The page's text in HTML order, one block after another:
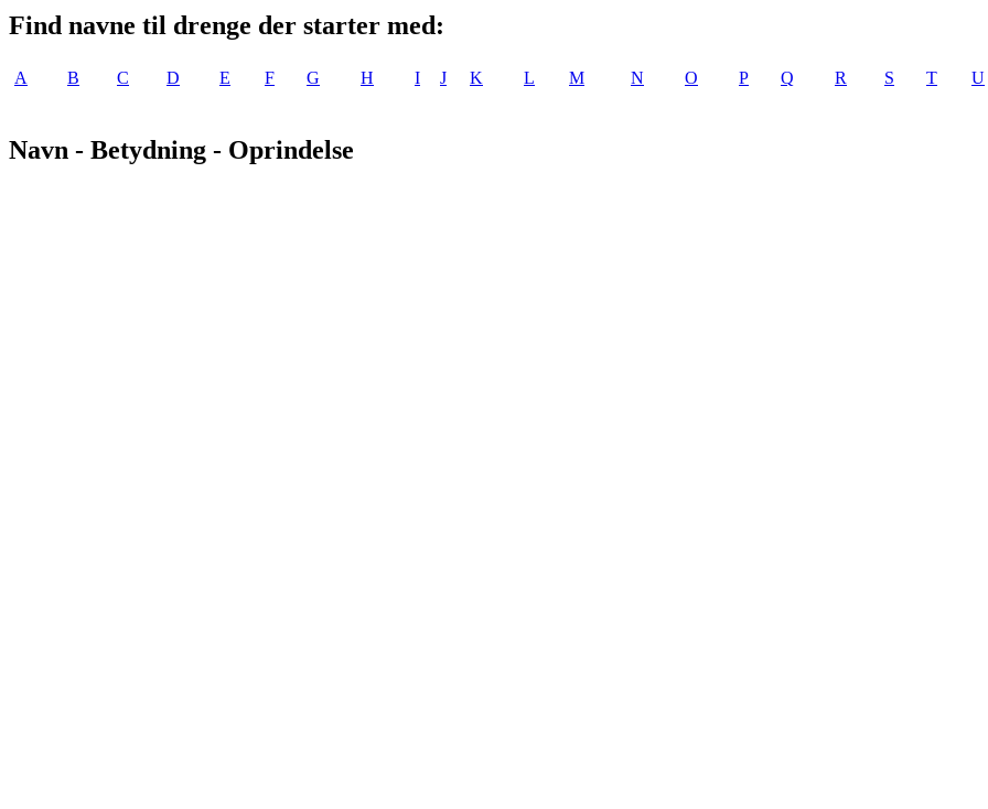
Find navne til drenge der starter med:
A B C D E F G H I J K L M N O P Q R S T U
Navn - Betydning - Oprindelse